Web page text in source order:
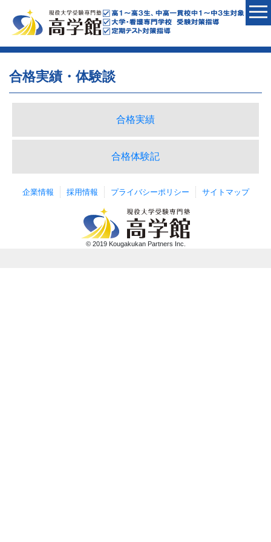
合格実績・体験談
合格実績
合格体験記
企業情報 採用情報 プライバシーポリシー サイトマップ
© 2019 Kougakukan Partners Inc.